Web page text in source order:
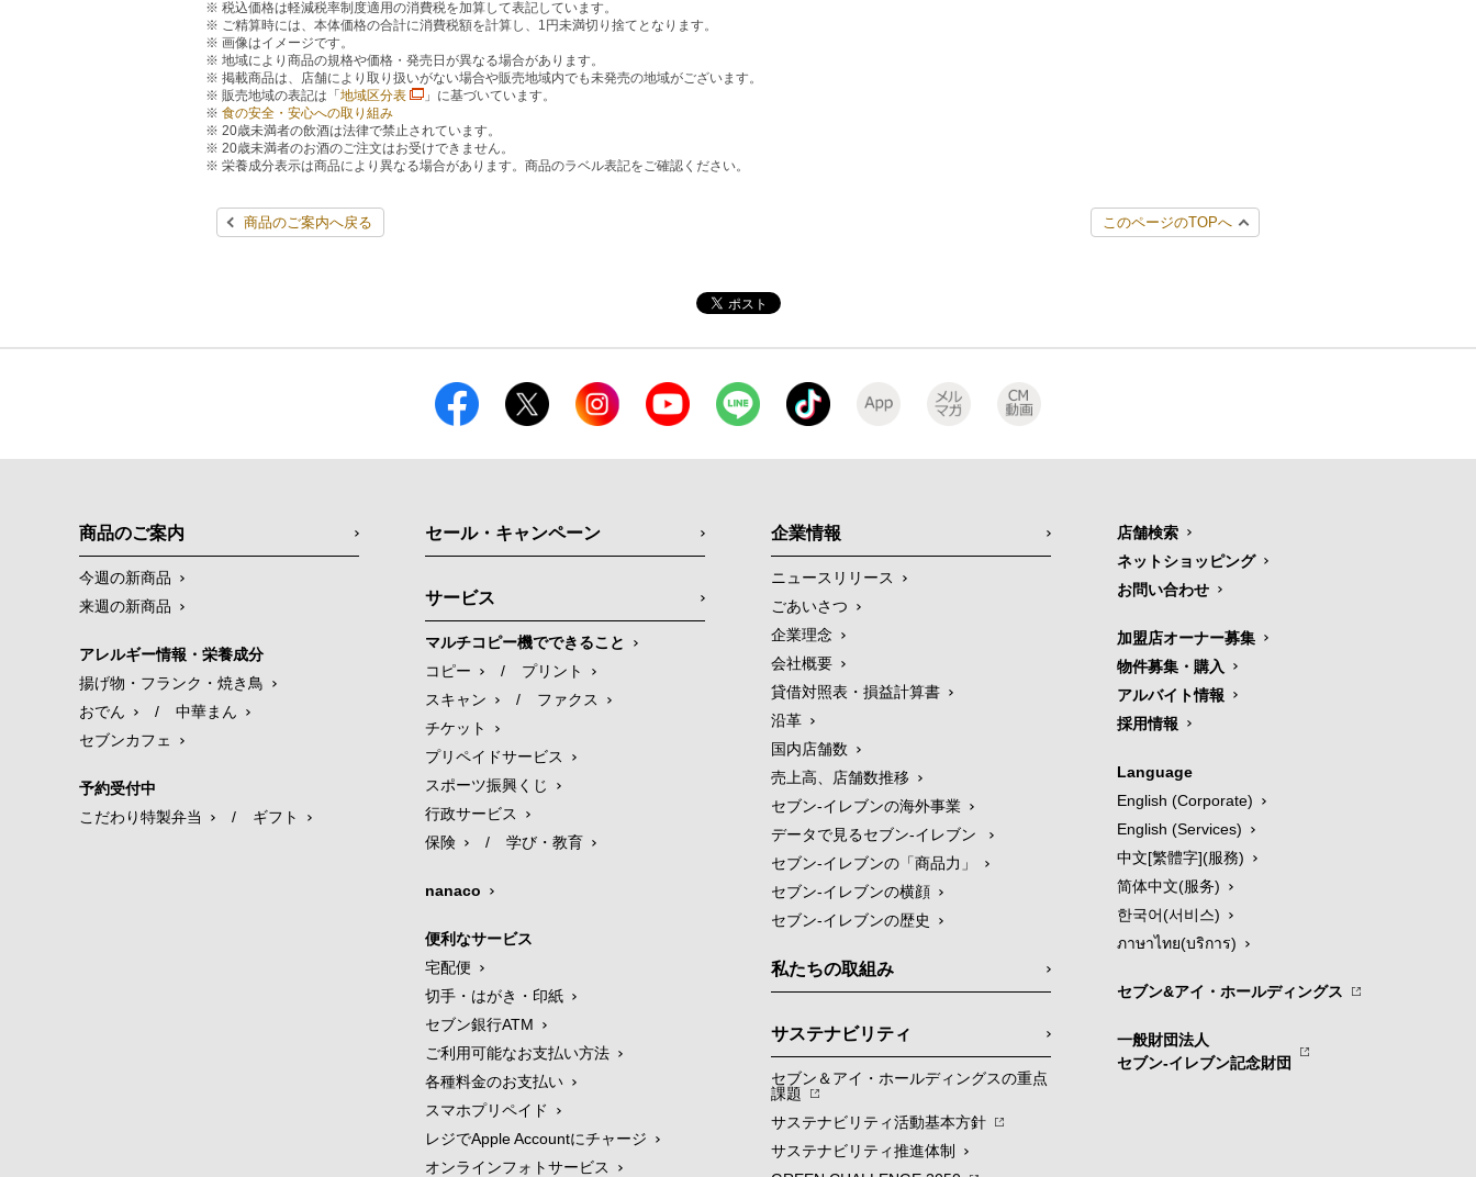
税込価格は軽減税率制度適用の消費税を加算して表記しています。
ご精算時には、本体価格の合計に消費税額を計算し、1円未満切り捨てとなります。
画像はイメージです。
地域により商品の規格や価格・発売日が異なる場合があります。
掲載商品は、店舗により取り扱いがない場合や販売地域内でも未発売の地域がございます。
販売地域の表記は「 地域区分表
」に基づいています。
食の安全・安心への取り組み
20歳未満者の飲酒は法律で禁止されています。
20歳未満者のお酒のご注文はお受けできません。
栄養成分表示は商品により異なる場合があります。商品のラベル表記をご確認ください。
商品のご案内へ戻る このページのTOPへ
商品のご案内
今週の新商品
来週の新商品
アレルギー情報・栄養成分
揚げ物・フランク・焼き鳥
おでん
/
中華まん
セブンカフェ
予約受付中
こだわり特製弁当
/ ギフト
セール・キャンペーン
サービス
マルチコピー機でできること
コピー
/
プリント
スキャン
/
ファクス
チケット
プリペイドサービス
スポーツ振興くじ
行政サービス
保険
/ 学び・教育
nanaco
便利なサービス
宅配便
切手・はがき・印紙
セブン銀行ATM
ご利用可能なお支払い方法
各種料金のお支払い
スマホプリペイド
レジでApple Accountにチャージ
オンラインフォトサービス
企業情報
ニュースリリース
ごあいさつ
企業理念
会社概要
貸借対照表・損益計算書
沿革
国内店舗数
売上高、店舗数推移
セブン‐イレブンの海外事業
データで見るセブン‐イレブン
セブン‐イレブンの「商品力」
セブン-イレブンの横顔
セブン-イレブンの歴史
私たちの取組み
サステナビリティ
セブン＆アイ・ホールディングスの重点
課題
サステナビリティ活動基本方針
サステナビリティ推進体制
店舗検索
ネットショッピング
お問い合わせ
加盟店オーナー募集
物件募集・購入
アルバイト情報
採用情報
Language
English (Corporate)
English (Services)
中文[繁體字](服務)
简体中文(服务)
한국어(서비스)
ภาษาไทย(บริการ)
セブン&アイ・ホールディングス
一般財団法人
セブン-イレブン記念財団